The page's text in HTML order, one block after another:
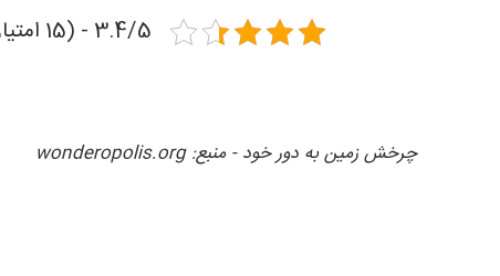
3.4/5 - (15 امتیاز)
چرخش زمین به دور خود - منبع: wonderopolis.org